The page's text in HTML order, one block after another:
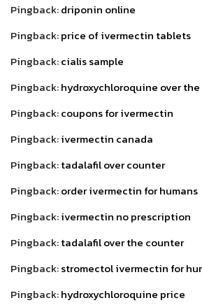
Pingback:driponin online
Pingback:price of ivermectin tablets
Pingback:cialis sample
Pingback:hydroxychloroquine over
Pingback:coupons for ivermectin
Pingback:ivermectin canada
Pingback:tadalafil over counter
Pingback:order ivermectin for humans
Pingback:ivermectin no prescription
Pingback:tadalafil over the counter
Pingback:stromectol ivermectin for
Pingback:hydroxychloroquine price